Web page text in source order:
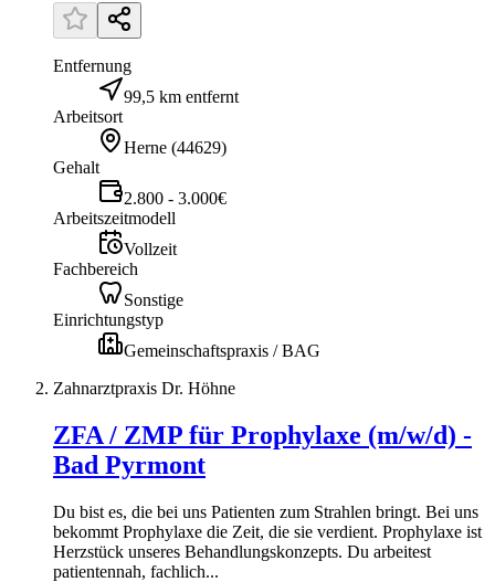
Entfernung
99,5 km entfernt
Arbeitsort
Herne (44629)
Gehalt
2.800 - 3.000€
Arbeitszeitmodell
Vollzeit
Fachbereich
Sonstige
Einrichtungstyp
Gemeinschaftspraxis / BAG
Zahnarztpraxis Dr. Höhne
ZFA / ZMP für Prophylaxe (m/w/d) -
Bad Pyrmont
Du bist es, die bei uns Patienten zum Strahlen bringt. Bei uns
bekommt Prophylaxe die Zeit, die sie verdient. Prophylaxe ist
Herzstück unseres Behandlungskonzepts. Du arbeitest
patientennah, fachlich...